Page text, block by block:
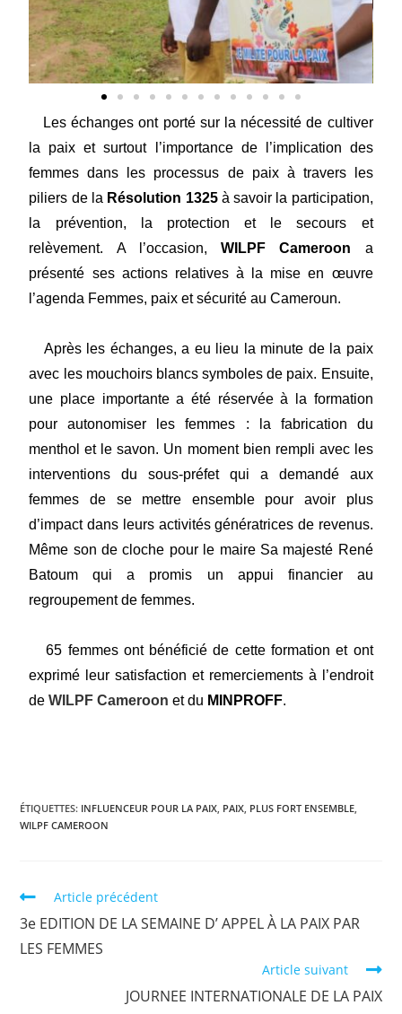
Les échanges ont porté sur la nécessité de cultiver
la paix et surtout l’importance de l’implication des
femmes dans les processus de paix à travers les
piliers de la Résolution 1325à savoir la participation,
la prévention, la protection et le secours et
relèvement. A l’occasion,WILPF Cameroon a
présenté ses actions relatives à la mise en œuvre
l’agenda Femmes, paix et sécurité au Cameroun.
Après les échanges, a eu lieu la minute de la paix
avec les mouchoirs blancs symboles de paix. Ensuite,
une place importante a été réservée à la formation
pour autonomiser les femmes : la fabrication du
menthol et le savon. Un moment bien rempli avec les
interventions du sous-préfet qui a demandé aux
femmes de se mettre ensemble pour avoir plus
d’impact dans leurs activités génératrices de revenus.
Même son de cloche pour le maire Sa majesté René
Batoum qui a promis un appui financier au
regroupement de femmes.
65 femmes ont bénéficié de cette formation et ont
exprimé leur satisfaction et remerciements à l’endroit
de WILPF Cameroon et du MINPROFF.
ÉTIQUETTES: INFLUENCEUR POUR LA PAIX, PAIX, PLUS FORT ENSEMBLE,
WILPF CAMEROON
Article précédent
3e EDITION DE LA SEMAINE D’ APPEL À LA PAIX PAR
LES FEMMES
Article suivant
JOURNEE INTERNATIONALE DE LA PAIX